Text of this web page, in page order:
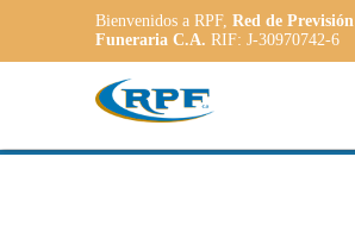
Bienvenidos a RPF, Red de Previsión
Funeraria C.A. RIF: J-30970742-6